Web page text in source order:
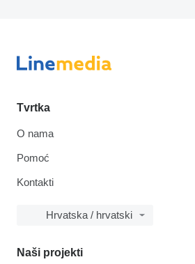
Tvrtka
O nama
Pomoć
Kontakti
Hrvatska / hrvatski
Naši projekti